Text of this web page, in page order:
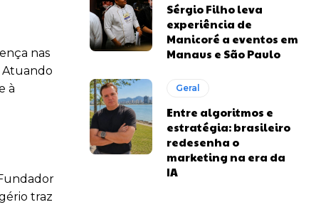
nas
Atuando
à
traz
Sérgio Filho leva
experiência de
Manicoré a eventos em
Manaus e São Paulo
Geral
Entre algoritmos e
estratégia: brasileiro
redesenha o
marketing na era da
IA